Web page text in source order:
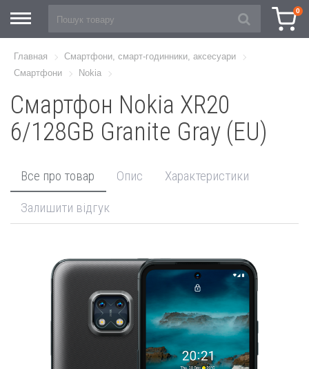
0
Главная
Смартфони, смарт-годинники, аксесуари
Смартфони
Nokia
Смартфон Nokia XR20
6/128GB Granite Gray (EU)
Все про товар Опис
Характеристики
Залишити відгук